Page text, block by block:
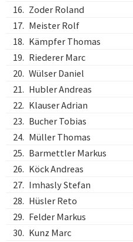
16. Zoder Roland
17. Meister Rolf
18. Kämpfer Thomas
19. Riederer Marc
20. Wülser Daniel
21. Hubler Andreas
22. Klauser Adrian
23. Bucher Tobias
24. Müller Thomas
25. Barmettler Markus
26. Köck Andreas
27. Imhasly Stefan
28. Hüsler Reto
29. Felder Markus
30. Kunz Marc